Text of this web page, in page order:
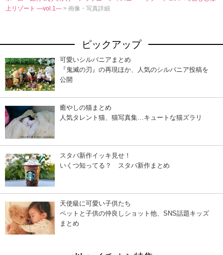
上リゾート ―vol.1―> 画像・写真詳細
ピックアップ
可愛いシルバニアまとめ
『鬼滅の刃』の再現ほか、人気のシルバニア投稿を
公開
癒やしの猫まとめ
人気タレント猫、猫写真集…キュートな猫ズラリ
スタバ新作イッキ見せ！
いくつ知ってる？ スタバ新作まとめ
天使級に可愛い子供たち
ペットと子供の仲良しショット他、SNS話題キッズ
まとめ